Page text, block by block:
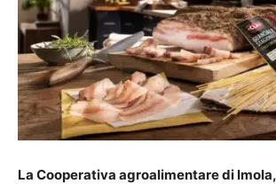
La Cooperativa agroalimentare di